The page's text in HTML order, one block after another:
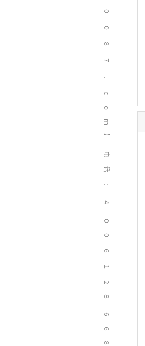
０
０
８
７
．
ｃ
ｏ
ｍ
】
电
话
：
４
０
０
６
１
２
８
６
６
８